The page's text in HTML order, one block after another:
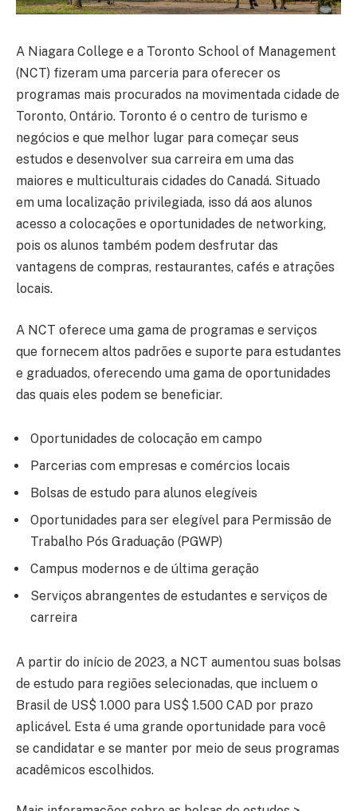
A Niagara College e a Toronto School of Management
(NCT) fizeram uma parceria para oferecer os
programas mais procurados na movimentada cidade de
Toronto, Ontário. Toronto é o centro de turismo e
negócios e que melhor lugar para começar seus
estudos e desenvolver sua carreira em uma das
maiores e multiculturais cidades do Canadá. Situado
em uma localização privilegiada, isso dá aos alunos
acesso a colocações e oportunidades de networking,
pois os alunos também podem desfrutar das
vantagens de compras, restaurantes, cafés e atrações
locais.
A NCT oferece uma gama de programas e serviços
que fornecem altos padrões e suporte para estudantes
e graduados, oferecendo uma gama de oportunidades
das quais eles podem se beneficiar.
Oportunidades de colocação em campo
Parcerias com empresas e comércios locais
Bolsas de estudo para alunos elegíveis
Oportunidades para ser elegível para Permissão de
Trabalho Pós Graduação (PGWP)
Campus modernos e de última geração
Serviços abrangentes de estudantes e serviços de
carreira
A partir do início de 2023, a NCT aumentou suas bolsas
de estudo para regiões selecionadas, que incluem o
Brasil de US$ 1.000 para US$ 1.500 CAD por prazo
aplicável. Esta é uma grande oportunidade para você
se candidatar e se manter por meio de seus programas
acadêmicos escolhidos.